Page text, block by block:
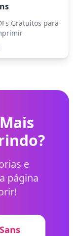
Gratuitos para
e
página